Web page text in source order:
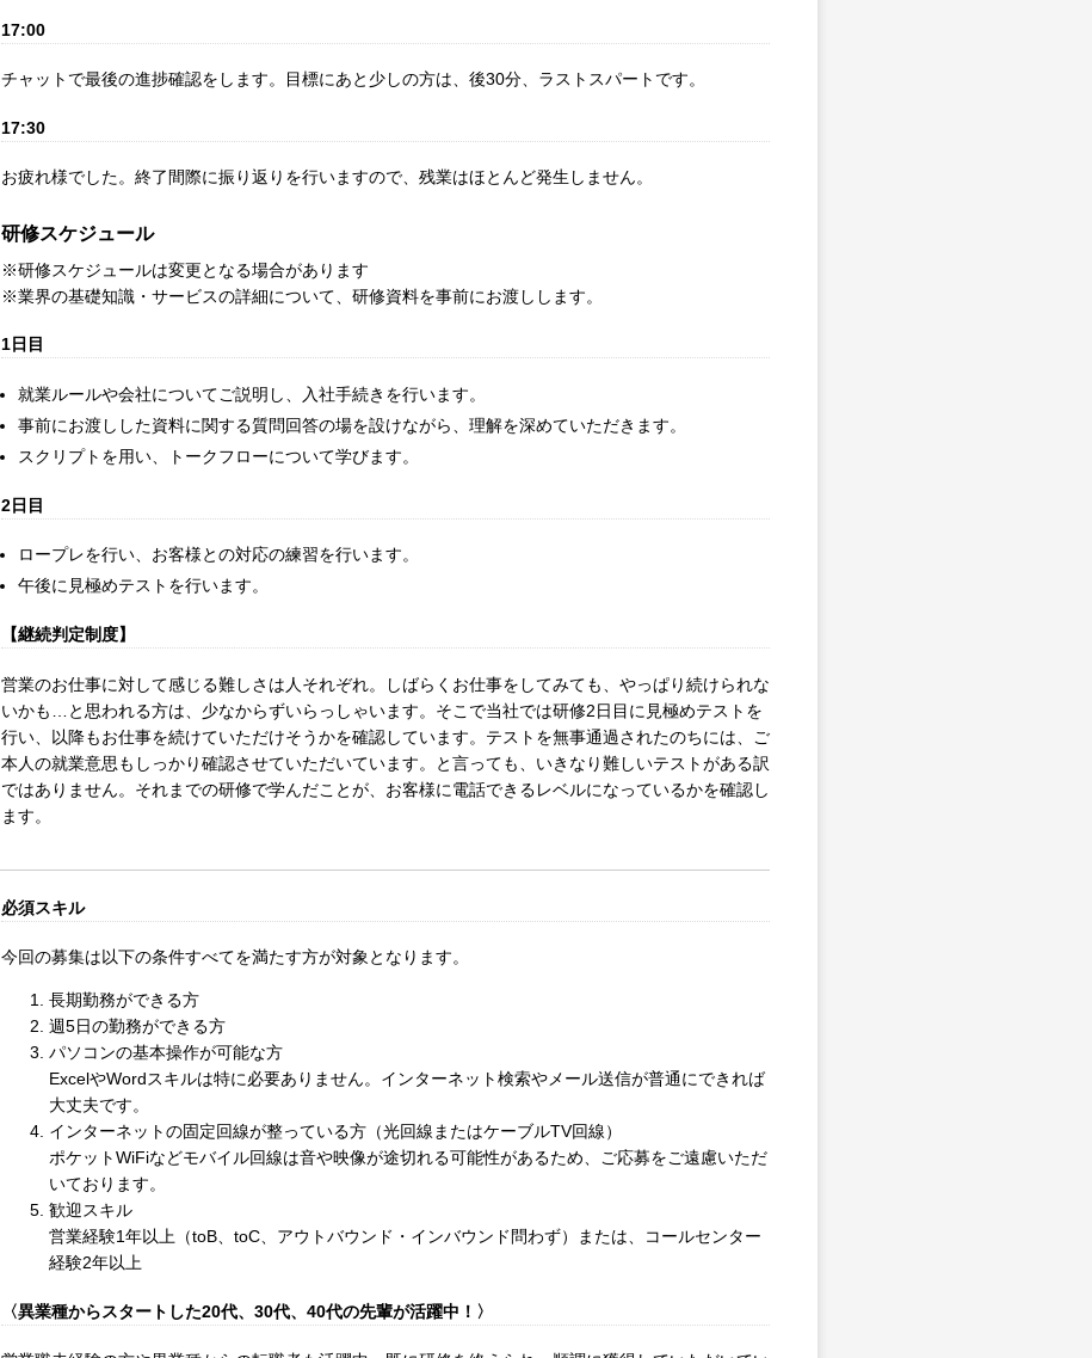
17:00
チャットで最後の進捗確認をします。目標にあと少しの方は、後30分、ラストスパートです。
17:30
お疲れ様でした。終了間際に振り返りを行いますので、残業はほとんど発生しません。
研修スケジュール
※研修スケジュールは変更となる場合があります
※業界の基礎知識・サービスの詳細について、研修資料を事前にお渡しします。
1日目
就業ルールや会社についてご説明し、入社手続きを行います。
事前にお渡しした資料に関する質問回答の場を設けながら、理解を深めていただきます。
スクリプトを用い、トークフローについて学びます。
2日目
ロープレを行い、お客様との対応の練習を行います。
午後に見極めテストを行います。
【継続判定制度】
営業のお仕事に対して感じる難しさは人それぞれ。しばらくお仕事をしてみても、やっぱり続けられな
いかも…と思われる方は、少なからずいらっしゃいます。そこで当社では研修2日目に見極めテストを
行い、以降もお仕事を続けていただけそうかを確認しています。テストを無事通過されたのちには、ご
本人の就業意思もしっかり確認させていただいています。と言っても、いきなり難しいテストがある訳
ではありません。それまでの研修で学んだことが、お客様に電話できるレベルになっているかを確認し
ます。
必須スキル
今回の募集は以下の条件すべてを満たす方が対象となります。
長期勤務ができる方
週5日の勤務ができる方
パソコンの基本操作が可能な方
ExcelやWordスキルは特に必要ありません。インターネット検索やメール送信が普通にできれば
大丈夫です。
インターネットの固定回線が整っている方（光回線またはケーブルTV回線）
ポケットWiFiなどモバイル回線は音や映像が途切れる可能性があるため、ご応募をご遠慮いただ
いております。
歓迎スキル
営業経験1年以上（toB、toC、アウトバウンド・インバウンド問わず）または、コールセンター
経験2年以上
〈異業種からスタートした20代、30代、40代の先輩が活躍中！〉